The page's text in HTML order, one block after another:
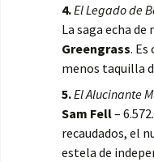
4.ElLegado de
La saga echa de
Greengrass. Es
menos taquilla
5.El Alucinante
Sam Fell–
recaudados, el
estela de